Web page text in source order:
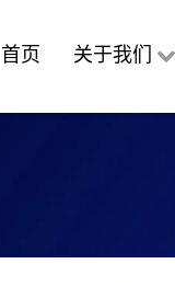
首页 关于我们